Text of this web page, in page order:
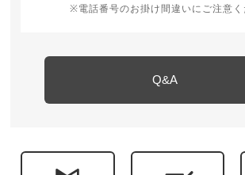
※電話番号のお掛け間違いにご注意く
Q&A